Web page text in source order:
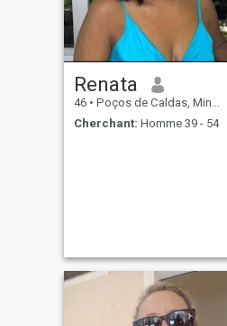
Renata
46 • Poços de Caldas, Minas Gerais, Brésil
Cherchant: Homme 39 - 54